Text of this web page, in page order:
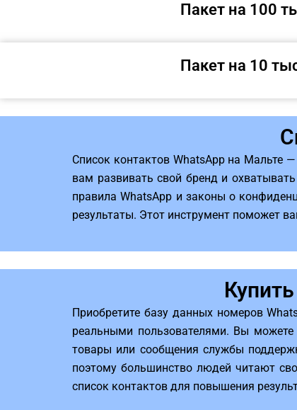
Пакет на 100
Пакет на 10
Список контактов WhatsApp на Мальте
вам развивать свой бренд и
правила WhatsApp и законы о
результаты. Этот инструмент поможет
Приобретите базу данных номеров
реальными пользователями. Вы
товары или сообщения службы
поэтому большинство людей читают
список контактов для повышения